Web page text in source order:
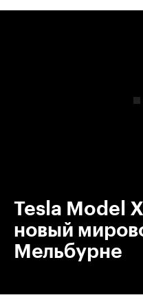
Tesla Model
новый
Мельбурне